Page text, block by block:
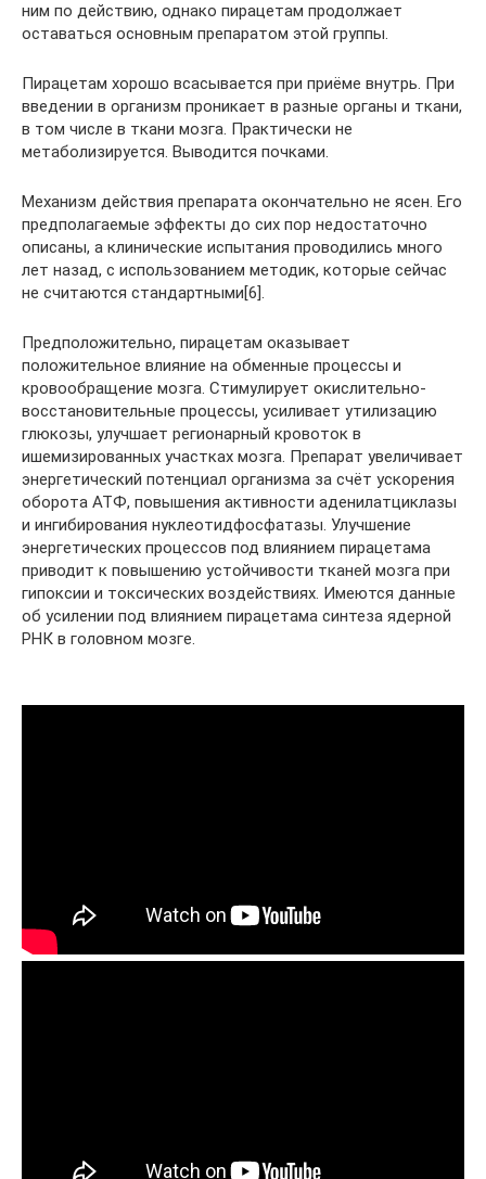
ним по действию, однако пирацетам продолжает
оставаться основным препаратом этой группы.
Пирацетам хорошо всасывается при приёме внутрь. При
введении в организм проникает в разные органы и ткани,
в том числе в ткани мозга. Практически не
метаболизируется. Выводится почками.
Механизм действия препарата окончательно не ясен. Его
предполагаемые эффекты до сих пор недостаточно
описаны, а клинические испытания проводились много
лет назад, с использованием методик, которые сейчас
не считаются стандартными[6].
Предположительно, пирацетам оказывает
положительное влияние на обменные процессы и
кровообращение мозга. Стимулирует окислительно-
восстановительные процессы, усиливает утилизацию
глюкозы, улучшает регионарный кровоток в
ишемизированных участках мозга. Препарат увеличивает
энергетический потенциал организма за счёт ускорения
оборота АТФ, повышения активности аденилатциклазы
и ингибирования нуклеотидфосфатазы. Улучшение
энергетических процессов под влиянием пирацетама
приводит к повышению устойчивости тканей мозга при
гипоксии и токсических воздействиях. Имеются данные
об усилении под влиянием пирацетама синтеза ядерной
РНК в головном мозге.